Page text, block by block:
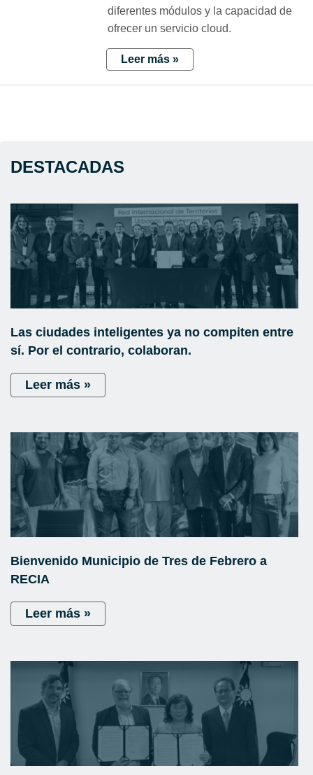
diferentes módulos y la capacidad de
ofrecer un servicio cloud.
Leer más »
DESTACADAS
Las ciudades inteligentes ya no compiten entre
sí. Por el contrario, colaboran.
Leer más »
Bienvenido Municipio de Tres de Febrero a
RECIA
Leer más »